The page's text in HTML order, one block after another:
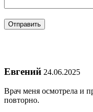
Евгений 24.06.2025
Врач меня осмотрела и
повторно.